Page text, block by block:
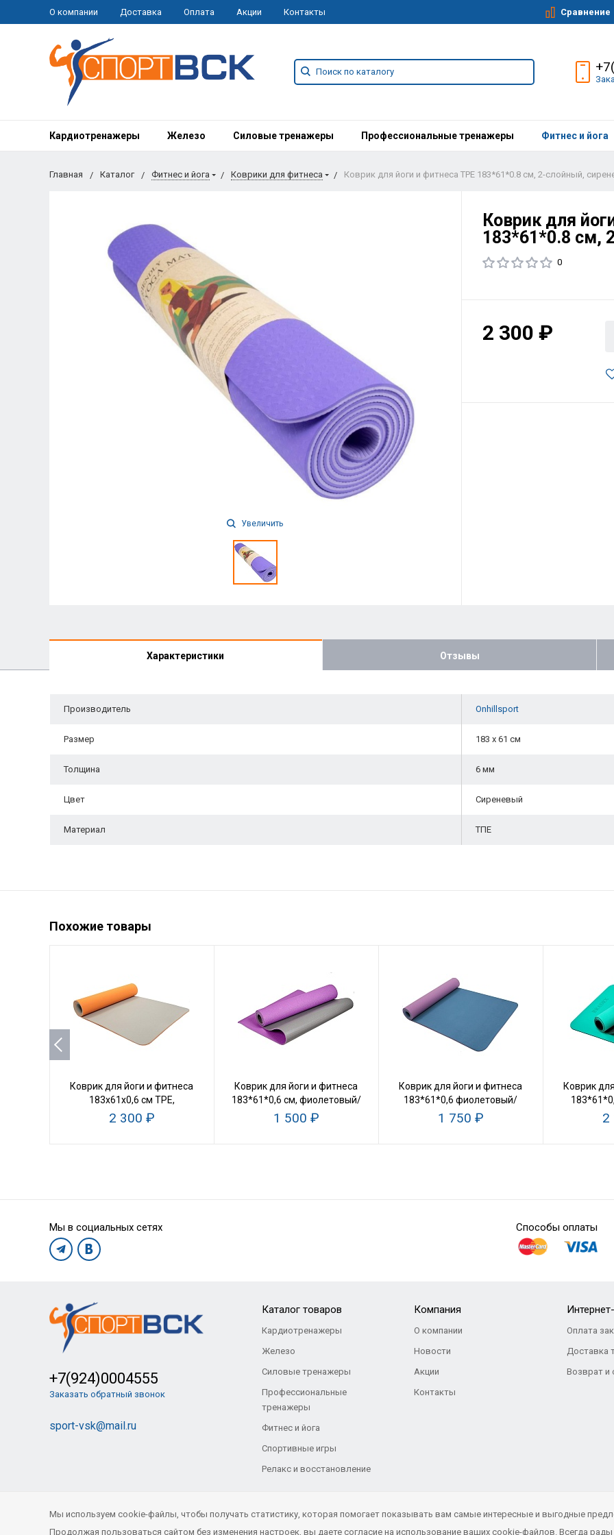
О компании Доставка Оплата Акции Контакты Сравнение
Кардиотренажеры Железо Силовые тренажеры Профессиональные тренажеры Фитнес и йога
Главная Каталог Фитнес и йога Коврики для фитнеса Коврик для йоги и фитнеса TPE 183*61*0.8 см, 2-слойный,
Увеличить
Коврик для
183*61*0.8 см,
0
2 300 ₽
Характеристики Отзывы
Производитель Onhillsport
Размер 183 х 61 см
Толщина 6 мм
Цвет Сиреневый
Материал ТПЕ
Похожие товары
Коврик для йоги и фитнеса
183х61х0,6 см TPE,
оранжевый/серый
2 300 ₽
Коврик для йоги и фитнеса
183*61*0,6 см, фиолетовый/
серый
1 500 ₽
Коврик для йоги и фитнеса
183*61*0,6 фиолетовый/
голубой
1 750 ₽
Коврик
2
Мы в социальных сетях Способы оплаты
+7(924)0004555
Заказать обратный звонок
sport-vsk@mail.ru
Каталог товаров
Кардиотренажеры
Железо
Силовые тренажеры
Профессиональные
тренажеры
Фитнес и йога
Спортивные игры
Релакс и восстановление
Компания
О компании
Новости
Акции
Контакты
Оплата
Доставка
Возврат и
© Все права защищены. «Спорт-ВСК» 2021- 2026
Мы используем cookie-файлы, чтобы получать статистику, которая помогает показывать вам самые интересные и выгодные
Продолжая пользоваться сайтом без изменения настроек, вы даете согласие на использование ваших cookie-файлов. Всегда